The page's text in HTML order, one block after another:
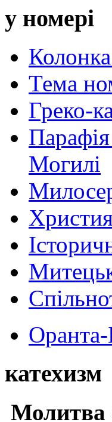
у номері
Тема
Греко-
Могилі
катехизм
Молитва